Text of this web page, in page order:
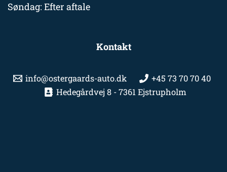
Søndag: Efter aftale
Kontakt
info@ostergaards-auto.dk
+45 73 70 70 40
Hedegårdvej 8 - 7361 Ejstrupholm